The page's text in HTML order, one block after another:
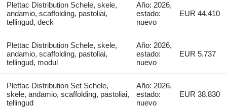
Plettac Distribution Schele, skele,
andamio, scaffolding, pastoliai,
tellingud, deck
Año: 2026,
estado:
nuevo
EUR 44.410
Plettac Distribution Schele, skele,
andamio, scaffolding, pastoliai,
tellingud, modul
Año: 2026,
estado:
nuevo
EUR 5.737
Plettac Distribution Set Schele,
skele, andamio, scaffolding, pastoliai,
tellingud
Año: 2026,
estado:
nuevo
EUR 38.830